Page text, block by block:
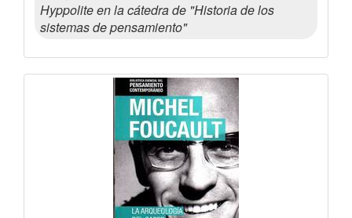
Hyppolite en la cátedra de "Historia de los
sistemas de pensamiento"